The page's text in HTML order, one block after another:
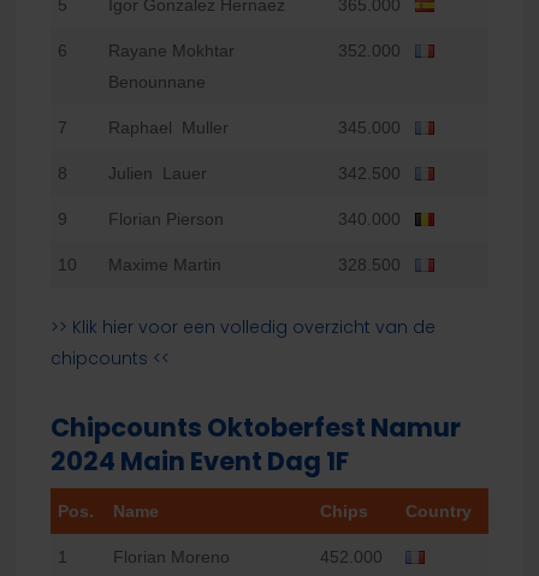
5 Igor Gonzalez Hernaez 365.000
6
Rayane Mokhtar
Benounnane
352.000
7 Raphael Muller 345.000
8 Julien Lauer 342.500
9 Florian Pierson 340.000
10 Maxime Martin 328.500
>> Klik hier voor een volledig overzicht van de
chipcounts <<
Chipcounts Oktoberfest Namur
2024 Main Event Dag 1F
Pos. Name Chips Country
1 Florian Moreno 452.000